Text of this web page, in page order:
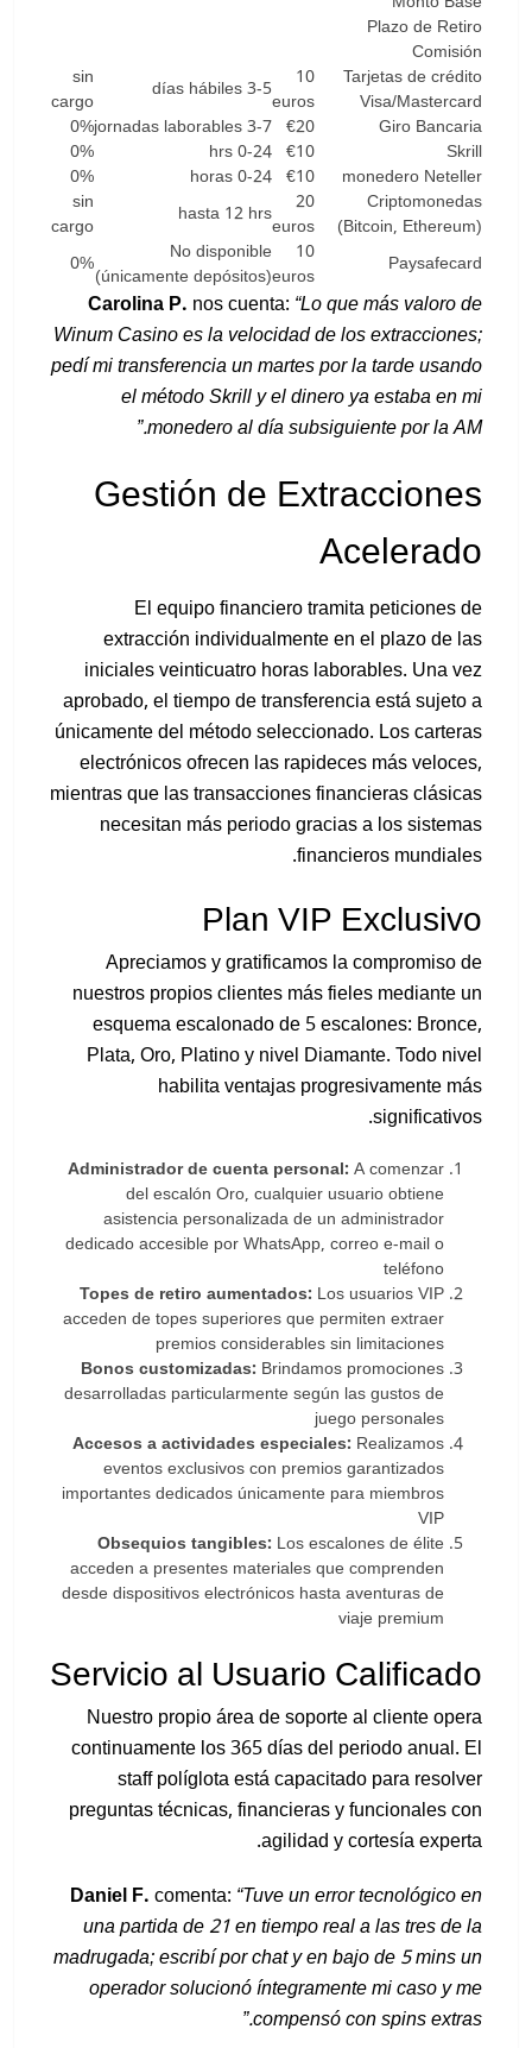
Plazo de Retiro
Comisión
Tarjetas de crédito
Visa/Mastercard
10
euros
3-5 días hábiles
sin
cargo
Giro Bancaria
€20
3-7 jornadas laborables
0%
Skrill
€10
0-24 hrs
0%
monedero Neteller
€10
0-24 horas
0%
Criptomonedas
(Bitcoin, Ethereum)
20
euros
hasta 12 hrs
sin
cargo
Paysafecard
10
euros
No disponible
(únicamente depósitos)
0%
Carolina P.nos cuenta:“Lo que más valoro de
Winum Casino es la velocidad de los extracciones;
pedí mi transferencia un martes por la tarde usando
el método Skrill y el dinero ya estaba en mi
monedero al día subsiguiente por la AM.”
Gestión de Extracciones
Acelerado
El equipo financiero tramita peticiones de
extracción individualmente en el plazo de las
iniciales veinticuatro horas laborables. Una vez
aprobado, el tiempo de transferencia está sujeto a
únicamente del método seleccionado. Los carteras
electrónicos ofrecen las rapideces más veloces,
mientras que las transacciones financieras clásicas
necesitan más periodo gracias a los sistemas
financieros mundiales.
Plan VIP Exclusivo
Apreciamos y gratificamos la compromiso de
nuestros propios clientes más fieles mediante un
esquema escalonado de 5 escalones: Bronce,
Plata, Oro, Platino y nivel Diamante. Todo nivel
habilita ventajas progresivamente más
significativos.
Administrador de cuenta personal:A comenzar
del escalón Oro, cualquier usuario obtiene
asistencia personalizada de un administrador
dedicado accesible por WhatsApp, correo e-mail o
teléfono
Topes de retiro aumentados: Los usuarios VIP
acceden de topes superiores que permiten extraer
premios considerables sin limitaciones
Bonos customizadas: Brindamos promociones
desarrolladas particularmente según las gustos de
juego personales
Accesos a actividades especiales: Realizamos
eventos exclusivos con premios garantizados
importantes dedicados únicamente para miembros
VIP
Obsequios tangibles: Los escalones de élite
acceden a presentes materiales que comprenden
desde dispositivos electrónicos hasta aventuras de
viaje premium
Servicio al Usuario Calificado
Nuestro propio área de soporte al cliente opera
continuamente los 365 días del periodo anual. El
staff políglota está capacitado para resolver
preguntas técnicas, financieras y funcionales con
agilidad y cortesía experta.
Daniel F.comenta:“Tuve un error tecnológico en
una partida de 21 en tiempo real a las tres de la
madrugada; escribí por chat y en bajo de 5 mins un
operador solucionó íntegramente mi caso y me
compensó con spins extras.”